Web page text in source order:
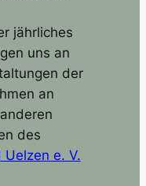
jährliches
uns an
der
an
des
e. V.